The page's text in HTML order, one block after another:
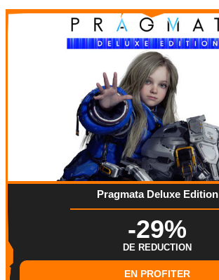
Pragmata Deluxe Edition
-29%
DE REDUCTION
EN PROFITER